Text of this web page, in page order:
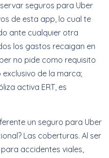
seguros para Uber
de esta app, lo cual te
ante cualquier otra
los gastos recaigan en
no pide como requisito
de la marca;
activa ERT, es
un seguro para Uber
Las coberturas. Al ser
accidentes viales,